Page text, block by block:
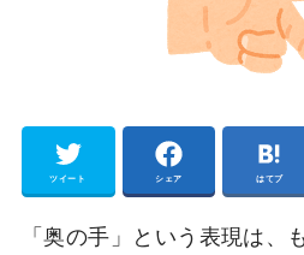
ツイート シェア はてブ
「奥の手」という表現は、